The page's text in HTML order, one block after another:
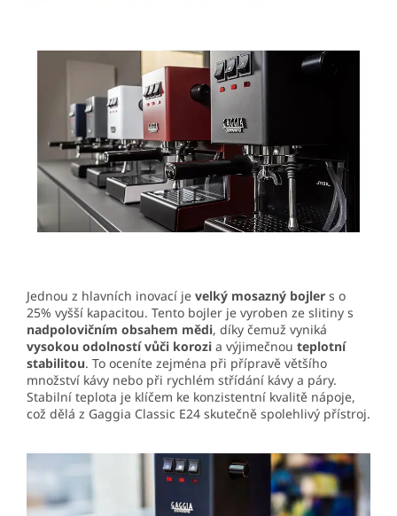
Jednou z hlavních inovací je velký mosazný bojler s o
25% vyšší kapacitou. Tento bojler je vyroben ze slitiny s
nadpolovičním obsahem mědi, díky čemuž vyniká
vysokou odolností vůči korozi a výjimečnou teplotní
stabilitou. To oceníte zejména při přípravě většího
množství kávy nebo při rychlém střídání kávy a páry.
Stabilní teplota je klíčem ke konzistentní kvalitě nápoje,
což dělá z Gaggia Classic E24 skutečně spolehlivý přístroj.